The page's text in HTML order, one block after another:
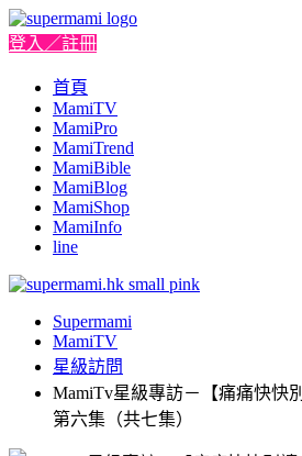
登入／註冊
首頁
MamiTV
MamiPro
MamiTrend
MamiBible
MamiBlog
MamiShop
MamiInfo
line
Supermami
MamiTV
星級訪問
MamiTv星級專訪－【痛痛快快
第六集（共七集）